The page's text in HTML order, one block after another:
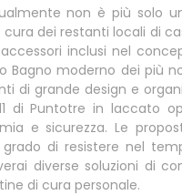
non è più solo
dei restanti locali di
inclusi nel
Bagno moderno dei
di grande design e
di Puntotre in
e sicurezza. Le
di resistere nel
diverse soluzioni di
di cura personale.